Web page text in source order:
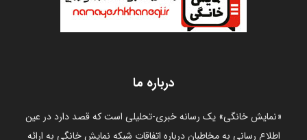
درباره ما
«نمایش خانگی» یک رسانه خبری-تحلیلی است که قصد دارد در عین
اطلاع رسانی به مخاطبان درباره اتفاقات شبکه نمایش خانگی به ارائه